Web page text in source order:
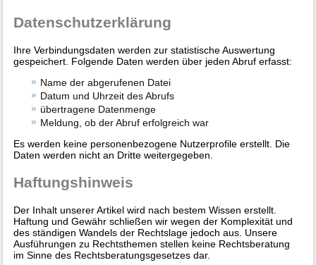
Datenschutzerklärung
Ihre Verbindungsdaten werden zur statistische Auswertung
gespeichert. Folgende Daten werden über jeden Abruf erfasst:
Name der abgerufenen Datei
Datum und Uhrzeit des Abrufs
übertragene Datenmenge
Meldung, ob der Abruf erfolgreich war
Es werden keine personenbezogene Nutzerprofile erstellt. Die
Daten werden nicht an Dritte weitergegeben.
Haftungshinweis
Der Inhalt unserer Artikel wird nach bestem Wissen erstellt.
Haftung und Gewähr schließen wir wegen der Komplexität und
des ständigen Wandels der Rechtslage jedoch aus. Unsere
Ausführungen zu Rechtsthemen stellen keine Rechtsberatung
im Sinne des Rechtsberatungsgesetzes dar.